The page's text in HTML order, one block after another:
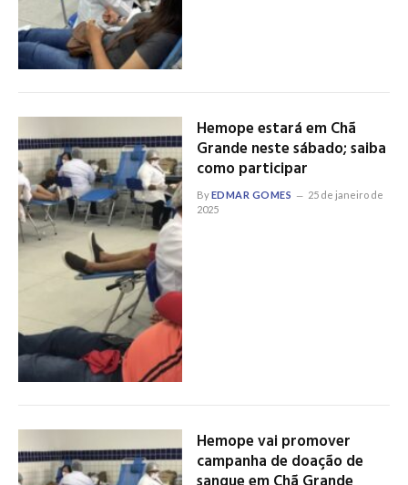
Hemope estará em Chã
Grande neste sábado; saiba
como participar
ByEDMAR GOMES
25 de janeiro de
2025
Hemope vai promover
campanha de doação de